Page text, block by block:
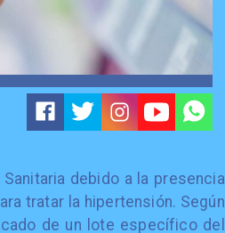
debido a la presencia
tratar la hipertensión. Según
de un lote específico del